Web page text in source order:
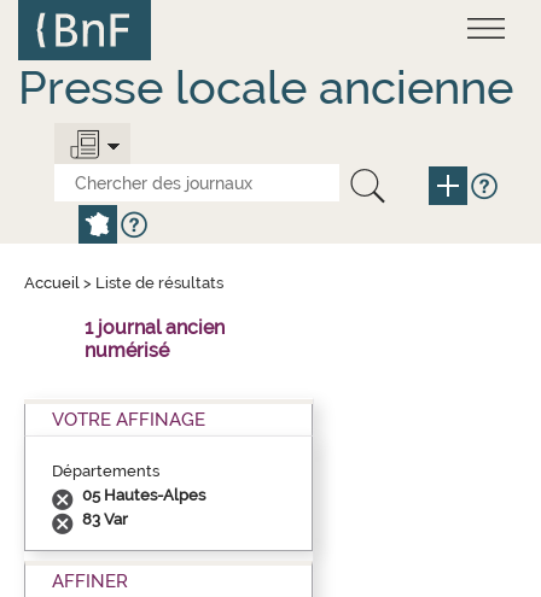
contenu
principal
Presse locale ancienne
Accueil > Liste de résultats
1 journal ancien
numérisé
VOTRE AFFINAGE
Départements
05 Hautes-Alpes
83 Var
AFFINER
Panneau de gestion des cookies